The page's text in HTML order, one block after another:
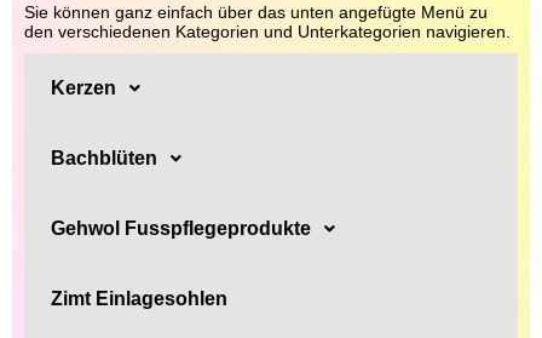
Sie können ganz einfach über das unten angefügte Menü zu
den verschiedenen Kategorien und Unterkategorien navigieren.
Kerzen
Bachblüten
Gehwol Fusspflegeprodukte
Zimt Einlagesohlen